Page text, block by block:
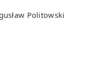
Politowski